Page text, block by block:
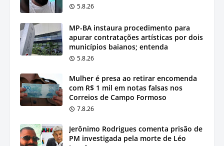
5.8.26
MP-BA instaura procedimento para
apurar contratações artísticas por dois
municípios baianos; entenda
5.8.26
Mulher é presa ao retirar encomenda
com R$ 1 mil em notas falsas nos
Correios de Campo Formoso
7.8.26
Jerônimo Rodrigues comenta prisão de
PM investigada pela morte de Léo